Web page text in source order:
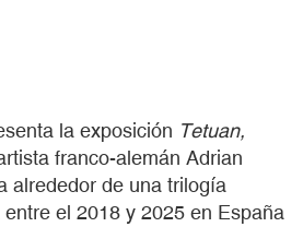
la exposición Tetuan,
alrededor de una trilogía
el 2018 y 2025 en España